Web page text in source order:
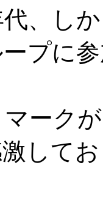
、し
プに
ーク
して